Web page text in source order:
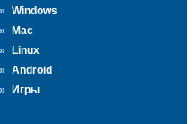
Windows
Mac
Linux
Android
Игры